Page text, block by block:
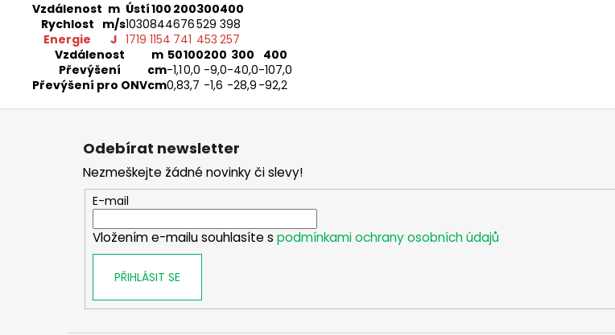
Vzdálenost m Ústí100 200300400
Rychlost m/s1030844676529 398
Energie
J 1719 1154 741 453 257
Vzdálenost
m 50100200 300
400
Převýšení
cm-1,10,0 -9,0-40,0-107,0
Převýšení pro ONVcm0,83,7 -1,6 -28,9 -92,2
Z
Odebírat newsletter
Nezmeškejte žádné novinky či slevy!
E-mail
Vložením e-mailu souhlasíte s podmínkami ochrany osobních údajů
PŘIHLÁSIT SE